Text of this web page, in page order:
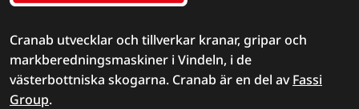
Cranab utvecklar och tillverkar kranar, gripar och
markberedningsmaskiner i Vindeln, i de
västerbottniska skogarna. Cranab är en del avFassi
Group.